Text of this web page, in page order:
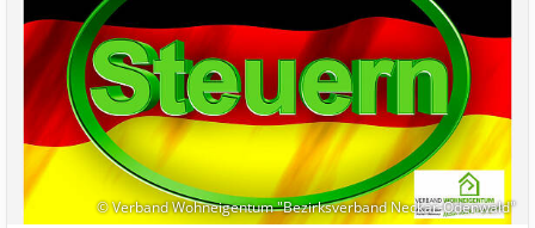
© Verband Wohneigentum "Bezirksverband Neckar-Odenwald"